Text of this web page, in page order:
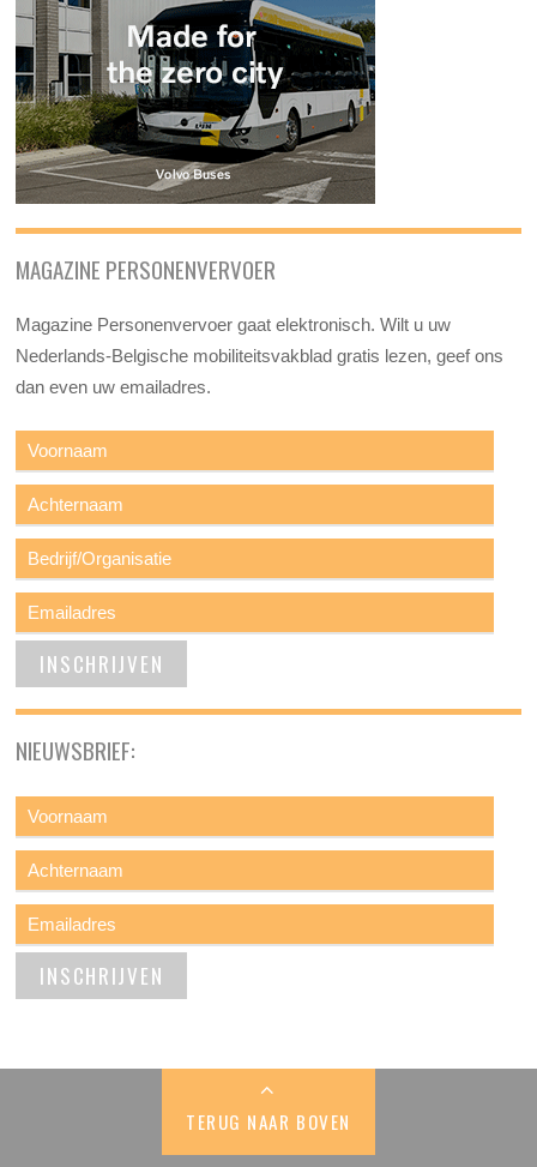
MAGAZINE PERSONENVERVOER
Magazine Personenvervoer gaat elektronisch. Wilt u uw
Nederlands-Belgische mobiliteitsvakblad gratis lezen, geef ons
dan even uw emailadres.
NIEUWSBRIEF:
TERUG NAAR BOVEN